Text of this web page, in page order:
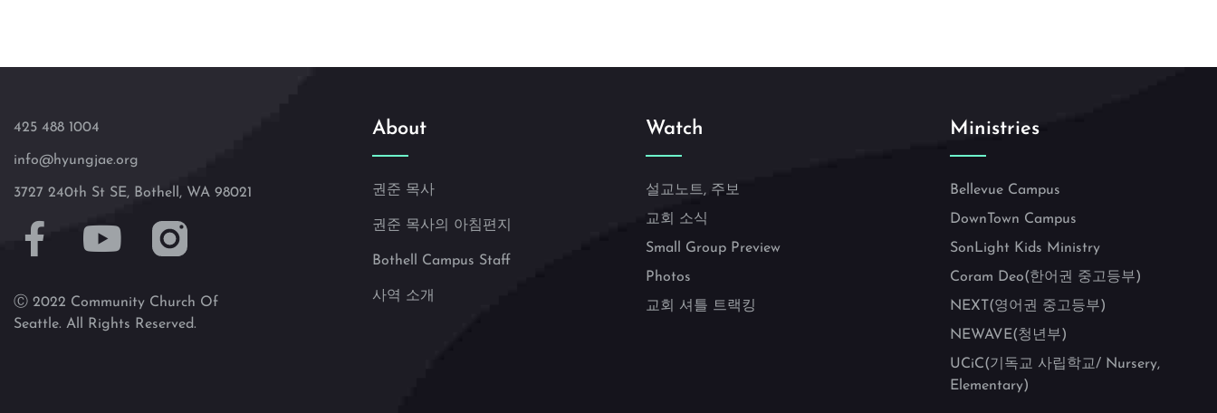
425 488 1004
info@hyungjae.org
3727 240th St SE, Bothell, WA 98021
Ⓒ 2022 Community Church Of
Seattle. All Rights Reserved.
About
권준 목사
권준 목사의 아침편지
Bothell Campus Staff
사역 소개
Watch
설교노트, 주보
교회 소식
Small Group Preview
Photos
교회 셔틀 트랙킹
Ministries
Bellevue Campus
DownTown Campus
SonLight Kids Ministry
Coram Deo(한어권 중고등부)
NEXT(영어권 중고등부)
NEWAVE(청년부)
UCiC(기독교 사립학교/ Nursery,
Elementary)